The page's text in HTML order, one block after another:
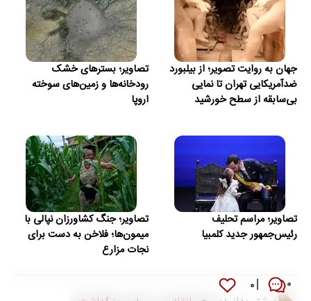
۰ ۰
جهان به روایت تصویر؛ از بیلبورد
ضدآمریکایی تهران تا نمایی
بی‌سابقه از سطح خورشید
تصاویر؛ بسترهای خشک
رودخانه‌ها و زمین‌های سوخته
اروپا
تصاویر؛ مراسم تحلیف
رئیس‌جمهور جدید کلمبیا
تصاویر؛ جنگ کشاورزان نپالی با
میمون‌ها؛ فلاخن به دست برای
نجات مزارع